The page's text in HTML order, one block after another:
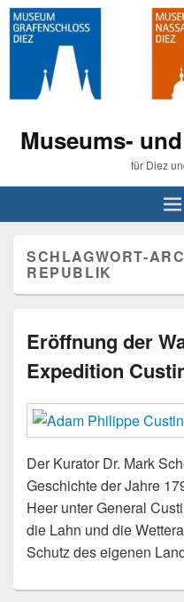
Museums-
für Diez
SCHLAGWORT-
REPUBLIK
Eröffnung der
Expedition
Der Kurator Dr. Mark
Geschichte der Jahre
Heer unter General
die Lahn und die
Schutz des eigenen